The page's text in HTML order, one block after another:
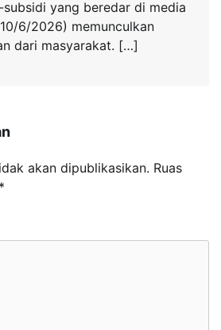
subsidi yang beredar di media
6/2026) memunculkan
dari masyarakat. […]
akan dipublikasikan. Ruas
*